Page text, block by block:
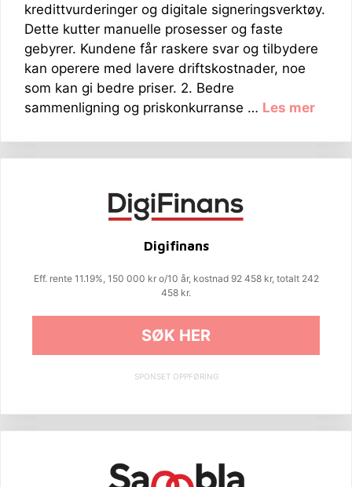
kredittvurderinger og digitale signeringsverktøy.
Dette kutter manuelle prosesser og faste
gebyrer. Kundene får raskere svar og tilbydere
kan operere med lavere driftskostnader, noe
som kan gi bedre priser. 2. Bedre
sammenligning og priskonkurranse … Les mer
Digifinans
Eff. rente 11.19%, 150 000 kr o/10 år, kostnad 92 458 kr, totalt 242
458 kr.
SØK HER
SPONSET OPPFØRING